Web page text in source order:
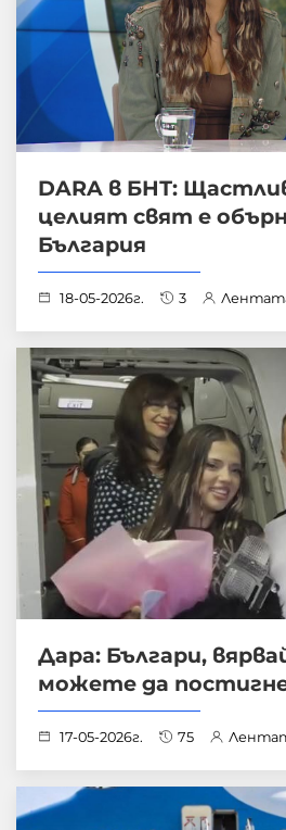
DARA в БНТ:
целият свят е
България
18-05-2026г. 3
Дара: Българи,
можете да
17-05-2026г. 75